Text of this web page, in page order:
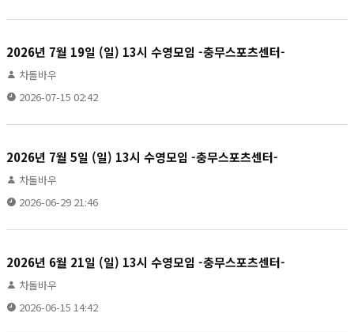
2026년 7월 19일 (일) 13시 수영모임 -충무스포츠센터-
차돌바우
2026-07-15 02:42
2026년 7월 5일 (일) 13시 수영모임 -충무스포츠센터-
차돌바우
2026-06-29 21:46
2026년 6월 21일 (일) 13시 수영모임 -충무스포츠센터-
차돌바우
2026-06-15 14:42